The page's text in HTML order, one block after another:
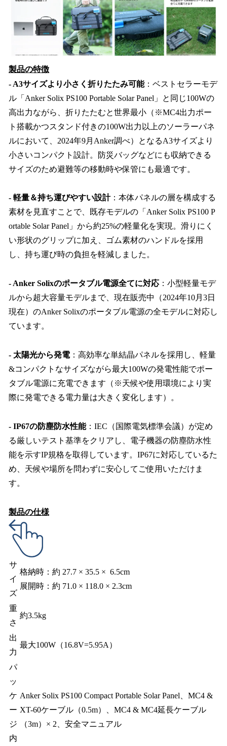
製品の特徴
- A3サイズより小さく折りたたみ可能：ベストセラーモデ
ル「Anker Solix PS100 Portable Solar Panel」と同じ100Wの
高出力ながら、折りたたむと世界最小（※MC4出力ポー
ト搭載かつスタンド付きの100W出力以上のソーラーパネ
ルにおいて、2024年9月Anker調べ）となるA3サイズより
小さいコンパクト設計。防災バッグなどにも収納できる
サイズのため避難等の移動時や保管にも最適です。
- 軽量＆持ち運びやすい設計：本体パネルの層を構成する
素材を見直すことで、既存モデルの「Anker Solix PS100 P
ortable Solar Panel」から約25%の軽量化を実現。滑りにく
い形状のグリップに加え、ゴム素材のハンドルを採用
し、持ち運び時の負担を軽減しました。
- Anker Solixのポータブル電源全てに対応 ：小型軽量モデ
ルから超大容量モデルまで、現在販売中（2024年10月3日
現在）のAnker Solixのポータブル電源の全モデルに対応し
ています。
- 太陽光から発電：高効率な単結晶パネルを採用し、軽量
&コンパクトなサイズながら最大100Wの発電性能でポー
タブル電源に充電できます（※天候や使用環境により実
際に発電できる電力量は大きく変化します）。
- IP67の防塵防水性能：IEC（国際電気標準会議）が定め
る厳しいテスト基準をクリアし、電子機器の防塵防水性
能を示すIP規格を取得しています。IP67に対応しているた
め、天候や場所を問わずに安心してご使用いただけま
す。
製品の仕様
サ
イ
ズ
格納時：約 27.7 × 35.5 × 6.5cm
展開時：約 71.0 × 118.0 × 2.3cm
重
さ
約3.5kg
出
力
最大100W（16.8V=5.95A）
パ
ッ
ケ
ー
ジ
内
Anker Solix PS100 Compact Portable Solar Panel、MC4 &
XT-60ケーブル（0.5m）、MC4 & MC4延長ケーブル
（3m）× 2、安全マニュアル